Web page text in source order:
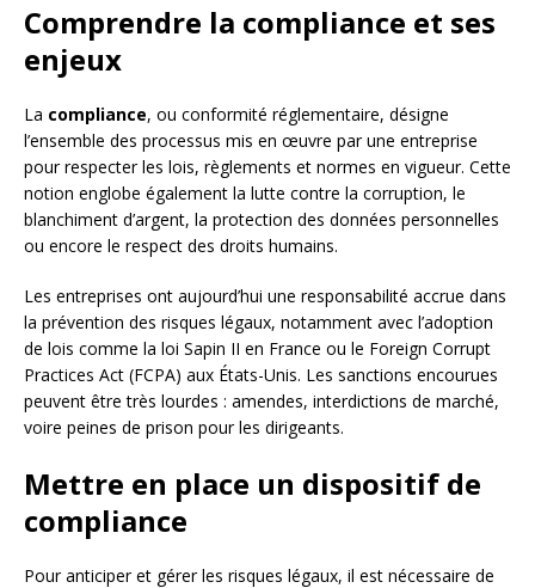
Comprendre la compliance et ses
enjeux
La compliance, ou conformité réglementaire, désigne
l’ensemble des processus mis en œuvre par une entreprise
pour respecter les lois, règlements et normes en vigueur. Cette
notion englobe également la lutte contre la corruption, le
blanchiment d’argent, la protection des données personnelles
ou encore le respect des droits humains.
Les entreprises ont aujourd’hui une responsabilité accrue dans
la prévention des risques légaux, notamment avec l’adoption
de lois comme la loi Sapin II en France ou le Foreign Corrupt
Practices Act (FCPA) aux États-Unis. Les sanctions encourues
peuvent être très lourdes : amendes, interdictions de marché,
voire peines de prison pour les dirigeants.
Mettre en place un dispositif de
compliance
Pour anticiper et gérer les risques légaux, il est nécessaire de